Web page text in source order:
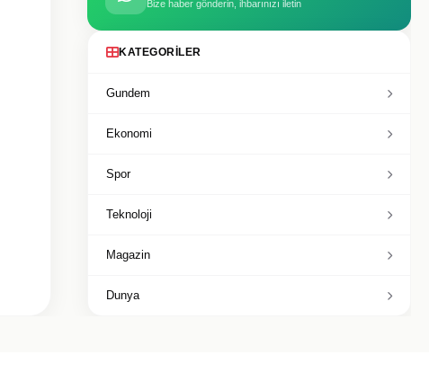
Bize haber gönderin, ihbarınızı iletin
KATEGORILER
Gundem
Ekonomi
Spor
Teknoloji
Magazin
Dunya